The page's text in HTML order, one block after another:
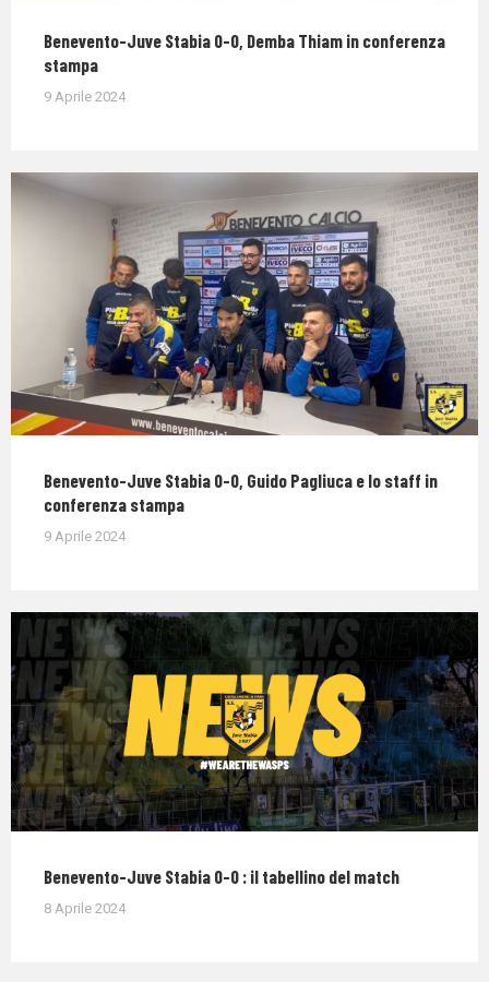
Benevento-Juve Stabia 0-0, Demba Thiam in conferenza
stampa
9 Aprile 2024
Benevento-Juve Stabia 0-0, Guido Pagliuca e lo staff in
conferenza stampa
9 Aprile 2024
Benevento-Juve Stabia 0-0 : il tabellino del match
8 Aprile 2024